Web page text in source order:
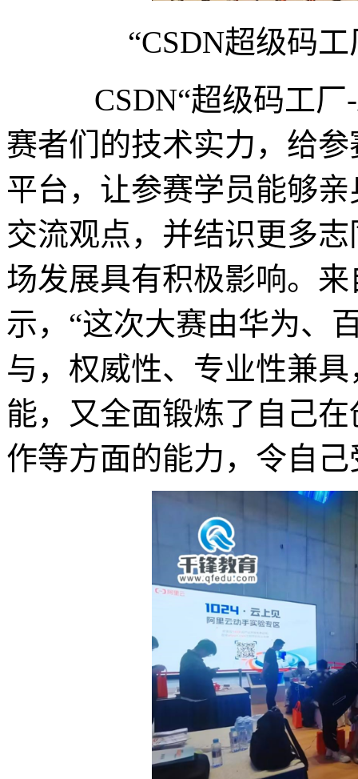
“CSDN超级码工
CSDN“超级码工厂-
赛者们的技术实力，给
平台，让参赛学员能够
交流观点，并结识更多
场发展具有积极影响。
示，“这次大赛由华为、
与，权威性、专业性兼
能，又全面锻炼了自己
作等方面的能力，令自己